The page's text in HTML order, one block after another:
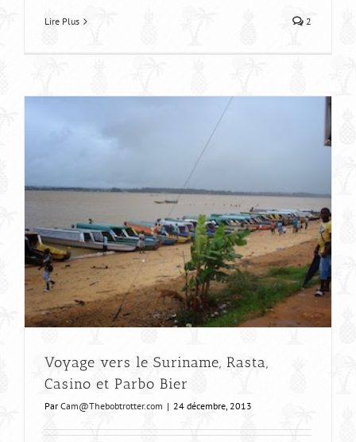
Lire Plus 2
Voyage vers le Suriname, Rasta,
Casino et Parbo Bier
Par Cam@Thebobtrotter.com | 24 décembre, 2013